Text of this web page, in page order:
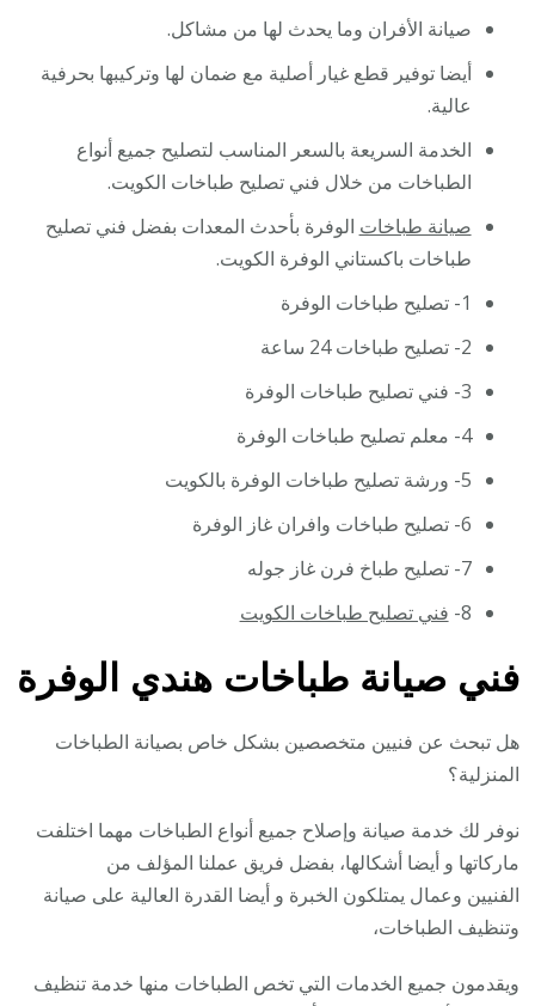
صيانة الأفران وما يحدث لها من مشاكل.
أيضا توفير قطع غيار أصلية مع ضمان لها وتركيبها بحرفية
عالية.
الخدمة السريعة بالسعر المناسب لتصليح جميع أنواع
الطباخات من خلال فني تصليح طباخات الكويت.
صيانة طباخات الوفرة بأحدث المعدات بفضل فني تصليح
طباخات باكستاني الوفرة الكويت.
1- تصليح طباخات الوفرة
2- تصليح طباخات 24 ساعة
3- فني تصليح طباخات الوفرة
4- معلم تصليح طباخات الوفرة
5- ورشة تصليح طباخات الوفرة بالكويت
6- تصليح طباخات وافران غاز الوفرة
7- تصليح طباخ فرن غاز جوله
8- فني تصليح طباخات الكويت
فني صيانة طباخات هندي الوفرة
هل تبحث عن فنيين متخصصين بشكل خاص بصيانة الطباخات
المنزلية؟
نوفر لك خدمة صيانة وإصلاح جميع أنواع الطباخات مهما اختلفت
ماركاتها و أيضا أشكالها، بفضل فريق عملنا المؤلف من
الفنيين وعمال يمتلكون الخبرة و أيضا القدرة العالية على صيانة
وتنظيف الطباخات،
ويقدمون جميع الخدمات التي تخص الطباخات منها خدمة تنظيف